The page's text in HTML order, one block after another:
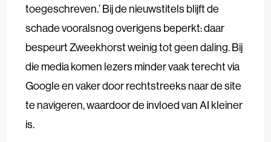
toegeschreven.’ Bij de nieuwstitels blijft de
schade vooralsnog overigens beperkt: daar
bespeurt Zweekhorst weinig tot geen daling. Bij
die media komen lezers minder vaak terecht via
Google en vaker door rechtstreeks naar de site
te navigeren, waardoor de invloed van AI kleiner
is.